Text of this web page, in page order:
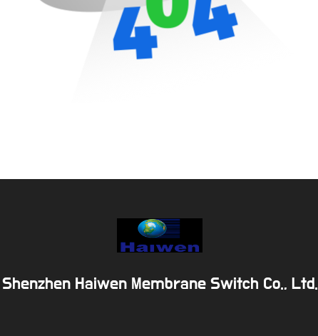
Shenzhen Haiwen Membrane Switch Co., Ltd.